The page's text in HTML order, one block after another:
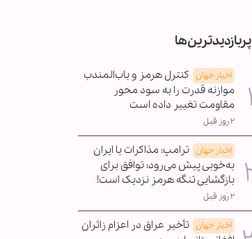
پربازدیدترین‌ها
اخبار جهان کنترل هرمز و باب‌المندب
موازنه قدرت را به سود محور
مقاومت تغییر داده است
۲ روز قبل
اخبار جهان ترامپ: مذاکرات با ایران
به‌خوبی پیش می‌رود؛ توافق برای
بازگشایی تنگه هرمز نزدیک است!
۲ روز قبل
اخبار جهان تأخیر عراق در اعزام زائران